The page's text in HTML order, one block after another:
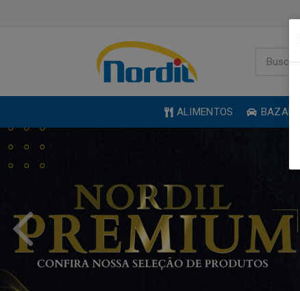
ALIMENTOS BAZAR